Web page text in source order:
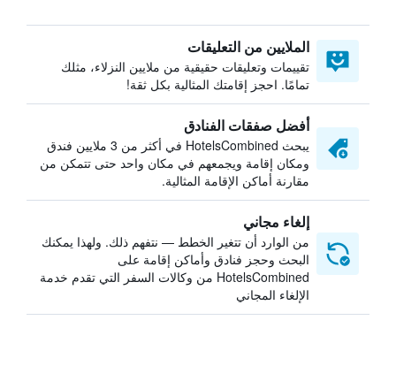
الملايين من التعليقات
تقييمات وتعليقات حقيقية من ملايين النزلاء، مثلك
تمامًا. احجز إقامتك المثالية بكل ثقة!
أفضل صفقات الفنادق
يبحث HotelsCombined في أكثر من 3 ملايين فندق
ومكان إقامة ويجمعهم في مكان واحد حتى تتمكن من
مقارنة أماكن الإقامة المثالية.
إلغاء مجاني
من الوارد أن تتغير الخطط — نتفهم ذلك. ولهذا يمكنك
البحث وحجز فنادق وأماكن إقامة على
HotelsCombined من وكالات السفر التي تقدم خدمة
الإلغاء المجاني